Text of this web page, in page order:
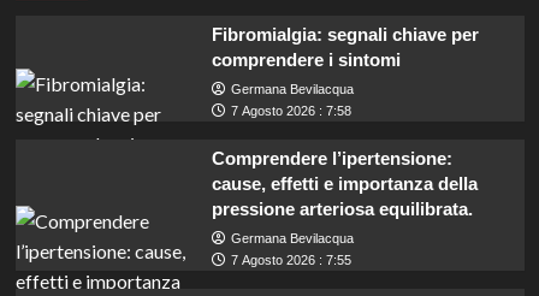
Fibromialgia: segnali chiave per
comprendere i sintomi
Germana Bevilacqua
7 Agosto 2026 : 7:58
Comprendere l’ipertensione:
cause, effetti e importanza della
pressione arteriosa equilibrata.
Germana Bevilacqua
7 Agosto 2026 : 7:55